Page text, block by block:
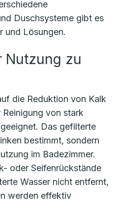
Duschsysteme gibt es
und Lösungen.
Nutzung zu
die Reduktion von Kalk
von stark
Das gefilterte
bestimmt, sondern
im Badezimmer.
oder Seifenrückstände
Wasser nicht entfernt,
werden effektiv